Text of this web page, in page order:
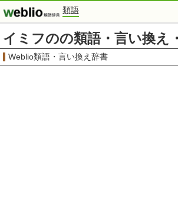
類語
イミフのの類語・言い換え
Weblio類語・言い換え辞書